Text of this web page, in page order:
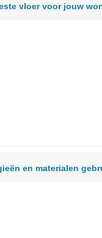
vloer voor jouw
en materialen